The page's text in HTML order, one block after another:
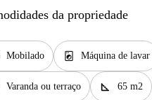
da propriedade
Mobilado local_laundry_service Máquina de lavar
Varanda ou terraço square_foot 65 m2